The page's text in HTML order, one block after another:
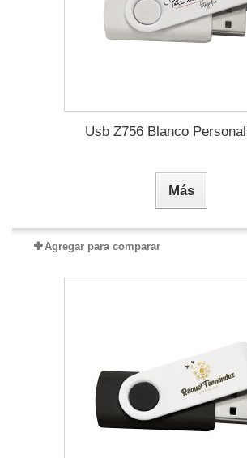
Usb Z756 Blanco
Más
Agregar para comparar